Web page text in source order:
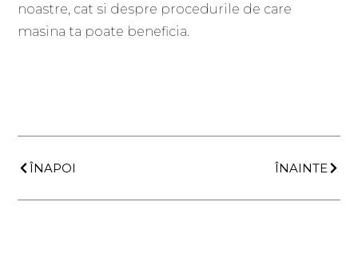
noastre, cat si despre procedurile de care
masina ta poate beneficia.
ÎNAPOI
ÎNAINTE